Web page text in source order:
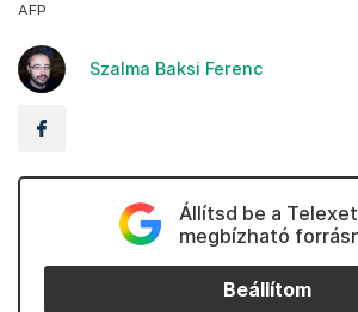
AFP
Szalma Baksi Ferenc
Állítsd be a Telexet
megbízható
Beállítom